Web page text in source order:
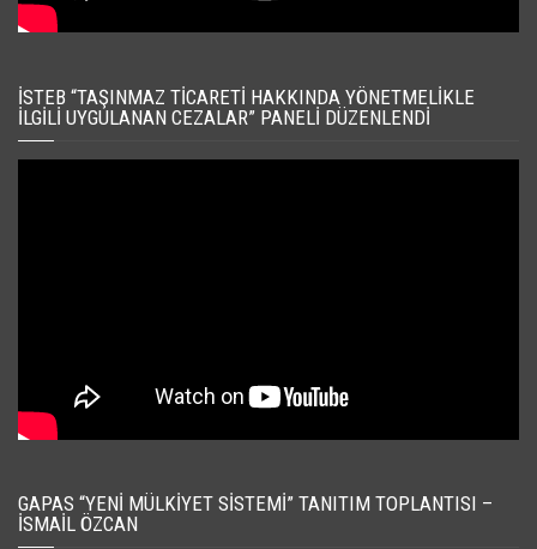
İSTEB “TAŞINMAZ TICARETI HAKKINDA YÖNETMELIKLE
İLGILI UYGULANAN CEZALAR” PANELI DÜZENLENDI
GAPAS “YENI MÜLKIYET SISTEMI” TANITIM TOPLANTISI –
İSMAIL ÖZCAN